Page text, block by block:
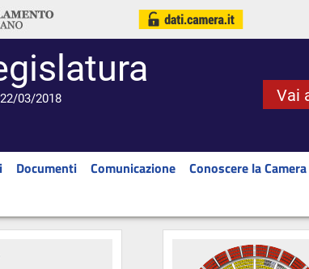
03/2018 Vai
Documenti Comunicazione Conoscere la Camera